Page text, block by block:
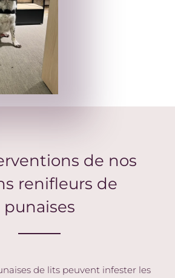
de nos
renifleurs de
punaises
de lits peuvent infester les